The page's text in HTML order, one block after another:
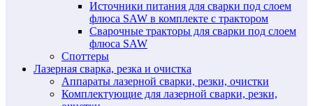
Источники питания для сварки под слоем
флюса SAW в комплекте с трактором
Сварочные тракторы для сварки под слоем
флюса SAW
Споттеры
Лазерная сварка, резка и очистка
Аппараты лазерной сварки, резки, очистки
Комплектующие для лазерной сварки, резки,